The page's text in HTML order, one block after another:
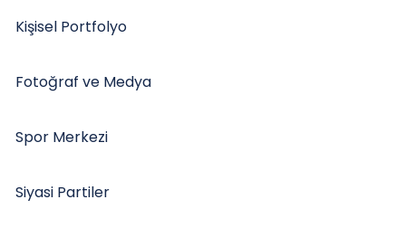
Kişisel Portfolyo
Fotoğraf ve Medya
Spor Merkezi
Siyasi Partiler